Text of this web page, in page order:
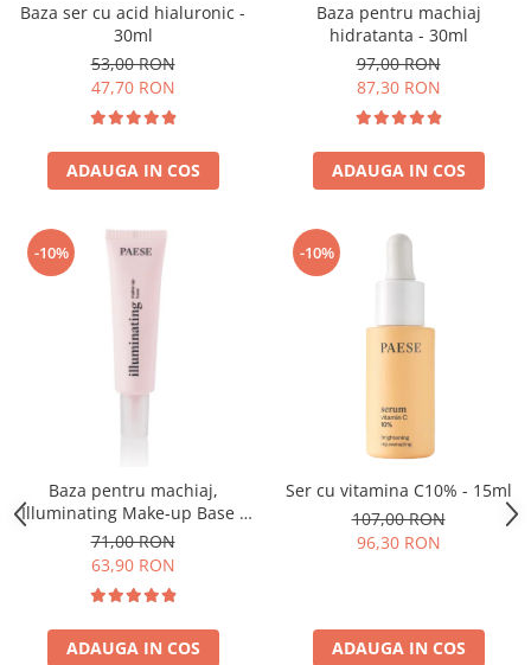
Baza ser cu acid hialuronic -
30ml
53,00 RON
47,70 RON
ADAUGA IN COS
Baza pentru machiaj
hidratanta - 30ml
97,00 RON
87,30 RON
ADAUGA IN COS
-10%
Baza pentru machiaj,
Illuminating Make-up Base -
30ml
71,00 RON
63,90 RON
ADAUGA IN COS
-10%
Ser cu vitamina C10% - 15ml
107,00 RON
96,30 RON
ADAUGA IN COS